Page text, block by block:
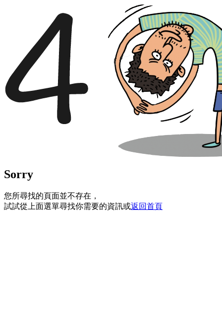
Sorry
您所尋找的頁面並不存在，
試試從上面選單尋找你需要的資訊或返回首頁